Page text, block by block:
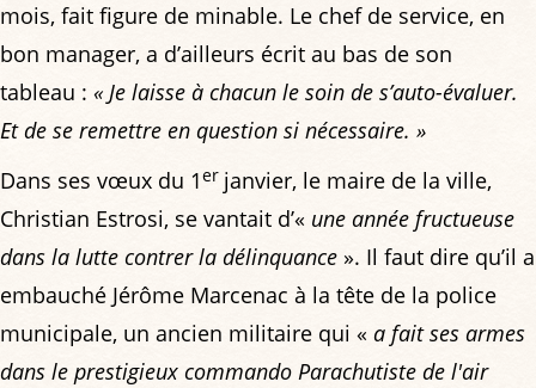
mois, fait figure de minable. Le chef de service, en
bon manager, a d’ailleurs écrit au bas de son
tableau : « Je laisse à chacun le soin de s’auto-évaluer.
Et de se remettre en question si nécessaire. »
Dans ses vœux du 1er janvier, le maire de la ville,
Christian Estrosi, se vantait d’« une année fructueuse
dans la lutte contrer la délinquance ». Il faut dire qu’il a
embauché Jérôme Marcenac à la tête de la police
municipale, un ancien militaire qui « a fait ses armes
dans le prestigieux commando Parachutiste de l'air